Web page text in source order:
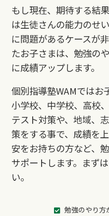
もし現在、期待する結
は生徒さんの能力のせ
に問題があるケースが
たお子さまは、勉強の
に成績アップします。
個別指導塾WAMではお
小学校、中学校、高校
テスト対策や、地域、
策をする事で、成績を
安をお持ちの方など、
サポートします。まず
い。
勉強のやり方